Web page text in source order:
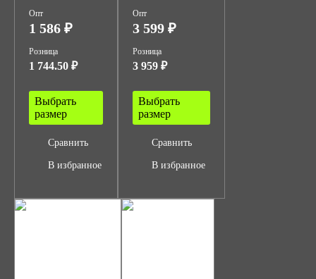
Опт
1 586 ₽
Розница
1 744.50 ₽
Выбрать
размер
Сравнить
В избранное
Опт
3 599 ₽
Розница
3 959 ₽
Выбрать
размер
Сравнить
В избранное